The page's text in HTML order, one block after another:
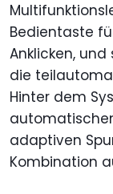
Bedientaste
Anklicken,
die
Hinter dem
adaptiven
Kombination